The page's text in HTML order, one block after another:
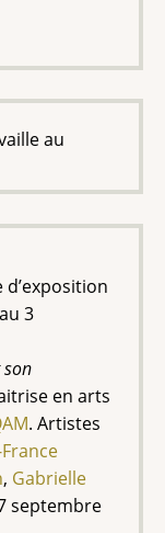
au
d’exposition
3
son
en arts
. Artistes
, Gabrielle
septembre